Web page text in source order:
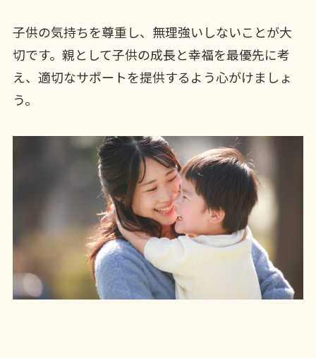
子供の気持ちを尊重し、無理強いしないことが大
切です。親として子供の成長と幸福を最優先に考
え、適切なサポートを提供するよう心がけましょ
う。